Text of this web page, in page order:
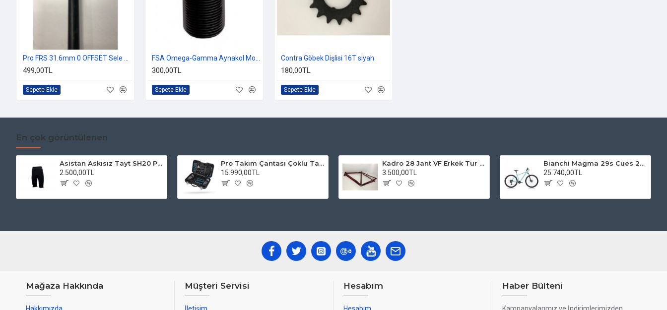
499,00TL
Sepete Ekle
300,00TL
Sepete Ekle
Contra Göbek Dişlisi 16T siyah
180,00TL
Sepete Ekle
En çok görüntülenen
Asistan Askısız Tayt SH20 Pedli Siyah
2.500,00TL
Pro Takım Çantası Çoklu Tamir Seti
15.990,00TL
Kadro 28 Jant VF Erkek Tur Şehir Bisiklet Uyumlu
3.500,00TL
Bianchi Magma 29s Cues 2x9s Dağ Bisikleti
25.740,00TL
Mağaza Hakkında Müşteri Servisi Hesabım Haber Bülteni